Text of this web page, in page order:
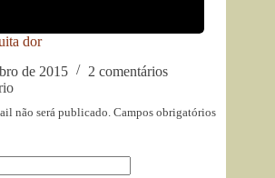
dor
de 2015
2 comentários
não será publicado. Campos obrigatórios